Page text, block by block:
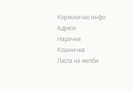
Корисничко инфо
Адреси
Нарачки
Кошничка
Листа на желби